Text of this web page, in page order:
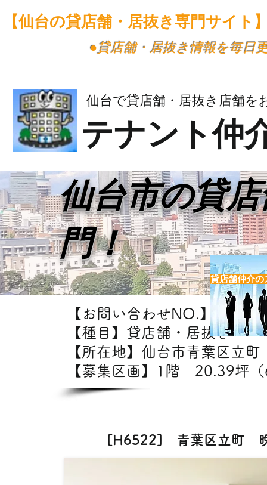
【仙台の貸店舗・居抜き専門サイト
​●貸店舗・居抜き情報を毎日
仙台で貸店舗・居抜き店舗を
テナント仲
【お問い合わせNO.】H6522
【種目】貸店舗・居抜き
【所在地】仙台市青葉区立
【募集区画】1階 20.39坪
[H6522] 青葉区立町 晩
仙台市の貸
門！
貸店舗仲介の